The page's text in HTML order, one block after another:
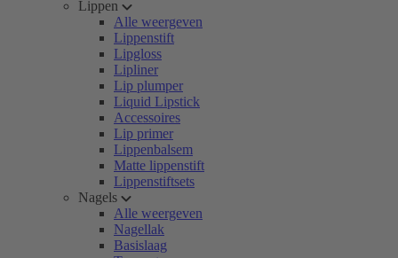
Lippen
Alle weergeven
Lippenstift
Lipgloss
Lipliner
Lip plumper
Liquid Lipstick
Accessoires
Lip primer
Lippenbalsem
Matte lippenstift
Lippenstiftsets
Nagels
Alle weergeven
Nagellak
Basislaag